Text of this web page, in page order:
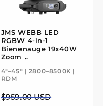
JMS WEBB LED
RGBW 4-in-1
Bienenauge 19x40W
Zoom ..
4°–45° | 2800–8500K |
RDM
Regulärer
$959.00 USD
Verkaufspreis